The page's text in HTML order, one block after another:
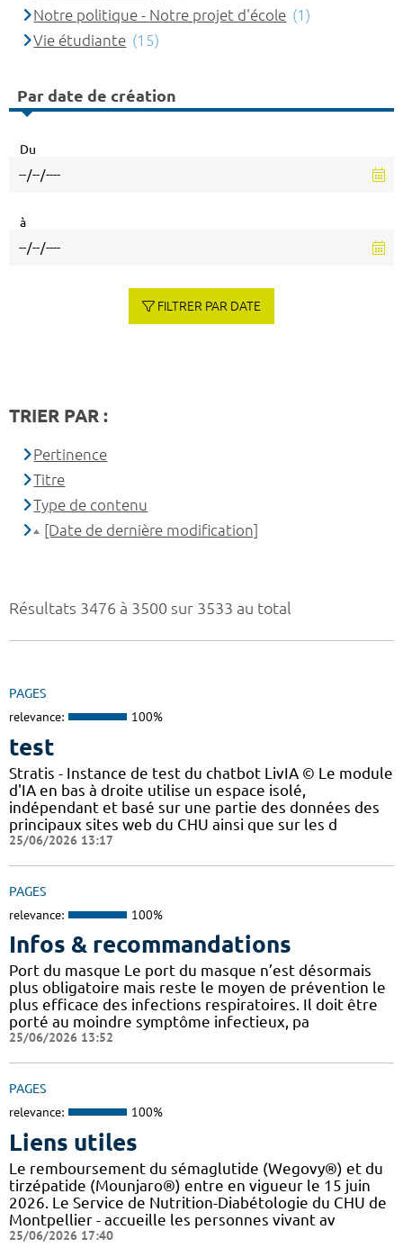
Résultats 3476 à 3500 sur 3533 au total
PAGES
relevance: 100%
test
Stratis - Instance de test du chatbot LivIA © Le module
d'IA en bas à droite utilise un espace isolé,
indépendant et basé sur une partie des données des
principaux sites web du CHU ainsi que sur les d
25/06/2026 13:17
PAGES
relevance: 100%
Infos & recommandations
Port du masque Le port du masque n’est désormais
plus obligatoire mais reste le moyen de prévention le
plus efficace des infections respiratoires. Il doit être
porté au moindre symptôme infectieux, pa
25/06/2026 13:52
PAGES
relevance: 100%
Liens utiles
Le remboursement du sémaglutide (Wegovy®) et du
tirzépatide (Mounjaro®) entre en vigueur le 15 juin
2026. Le Service de Nutrition-Diabétologie du CHU de
Montpellier - accueille les personnes vivant av
25/06/2026 17:40
Notre politique - Notre projet d'école (1)
Vie étudiante (15)
Par date de création
Du
à
FILTRER PAR DATE
TRIER PAR :
Pertinence
Titre
Type de contenu
[Date de dernière modification]